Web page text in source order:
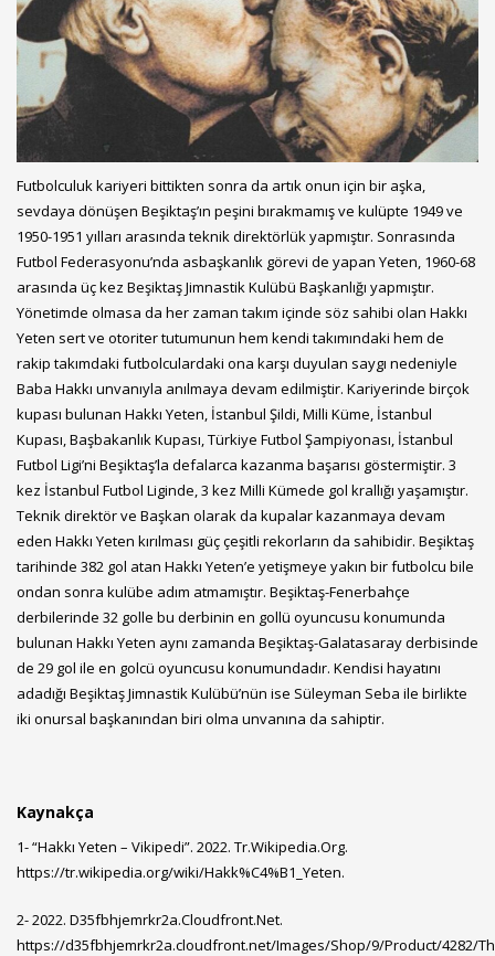
Futbolculuk kariyeri bittikten sonra da artık onun için bir aşka,
sevdaya dönüşen Beşiktaş’ın peşini bırakmamış ve kulüpte 1949 ve
1950-1951 yılları arasında teknik direktörlük yapmıştır. Sonrasında
Futbol Federasyonu’nda asbaşkanlık görevi de yapan Yeten, 1960-68
arasında üç kez Beşiktaş Jimnastik Kulübü Başkanlığı yapmıştır.
Yönetimde olmasa da her zaman takım içinde söz sahibi olan Hakkı
Yeten sert ve otoriter tutumunun hem kendi takımındaki hem de
rakip takımdaki futbolculardaki ona karşı duyulan saygı nedeniyle
Baba Hakkı unvanıyla anılmaya devam edilmiştir. Kariyerinde birçok
kupası bulunan Hakkı Yeten, İstanbul Şildi, Milli Küme, İstanbul
Kupası, Başbakanlık Kupası, Türkiye Futbol Şampiyonası, İstanbul
Futbol Ligi’ni Beşiktaş’la defalarca kazanma başarısı göstermiştir. 3
kez İstanbul Futbol Liginde, 3 kez Milli Kümede gol krallığı yaşamıştır.
Teknik direktör ve Başkan olarak da kupalar kazanmaya devam
eden Hakkı Yeten kırılması güç çeşitli rekorların da sahibidir. Beşiktaş
tarihinde 382 gol atan Hakkı Yeten’e yetişmeye yakın bir futbolcu bile
ondan sonra kulübe adım atmamıştır. Beşiktaş-Fenerbahçe
derbilerinde 32 golle bu derbinin en gollü oyuncusu konumunda
bulunan Hakkı Yeten aynı zamanda Beşiktaş-Galatasaray derbisinde
de 29 gol ile en golcü oyuncusu konumundadır. Kendisi hayatını
adadığı Beşiktaş Jimnastik Kulübü’nün ise Süleyman Seba ile birlikte
iki onursal başkanından biri olma unvanına da sahiptir.
Kaynakça
1- “Hakkı Yeten – Vikipedi”. 2022. Tr.Wikipedia.Org.
https://tr.wikipedia.org/wiki/Hakk%C4%B1_Yeten.
2- 2022. D35fbhjemrkr2a.Cloudfront.Net.
https://d35fbhjemrkr2a.cloudfront.net/Images/Shop/9/Product/4282/